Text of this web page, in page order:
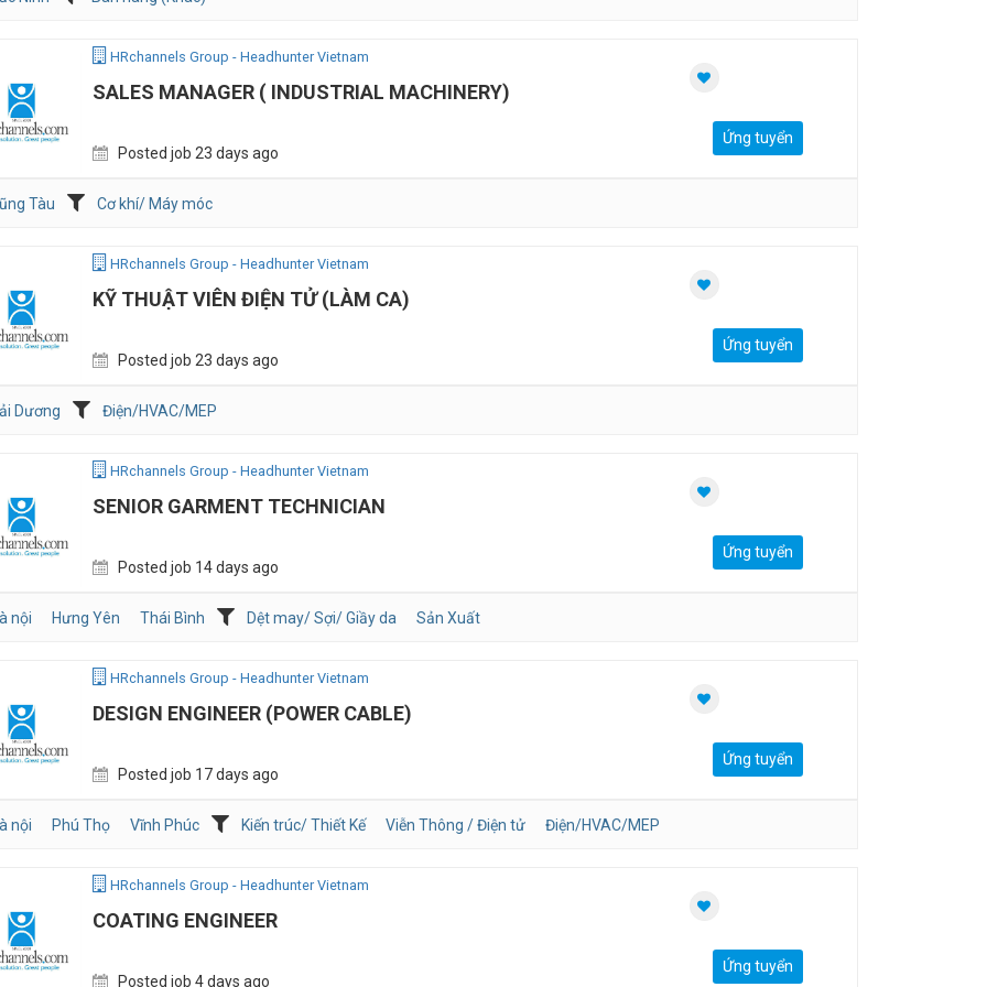
HRchannels Group - Headhunter Vietnam
SALES MANAGER ( INDUSTRIAL MACHINERY)
Posted job 23 days ago
Ứng tuyển
Tàu Cơ khí/ Máy móc
HRchannels Group - Headhunter Vietnam
KỸ THUẬT VIÊN ĐIỆN TỬ (LÀM CA)
Posted job 23 days ago
Ứng tuyển
Dương Điện/HVAC/MEP
HRchannels Group - Headhunter Vietnam
SENIOR GARMENT TECHNICIAN
Posted job 14 days ago
Ứng tuyển
nội Hưng Yên Thái Bình Dệt may/ Sợi/ Giầy da Sản Xuất
HRchannels Group - Headhunter Vietnam
DESIGN ENGINEER (POWER CABLE)
Posted job 17 days ago
Ứng tuyển
nội Phú Thọ Vĩnh Phúc Kiến trúc/ Thiết Kế Viễn Thông / Điện tử Điện/HVAC/MEP
HRchannels Group - Headhunter Vietnam
COATING ENGINEER
Posted job 4 days ago
Ứng tuyển